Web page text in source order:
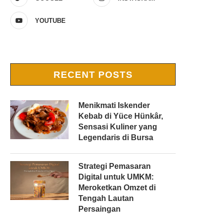
YOUTUBE
RECENT POSTS
Menikmati Iskender
Kebab di Yüce Hünkâr,
Sensasi Kuliner yang
Legendaris di Bursa
Strategi Pemasaran
Digital untuk UMKM:
Meroketkan Omzet di
Tengah Lautan
Persaingan